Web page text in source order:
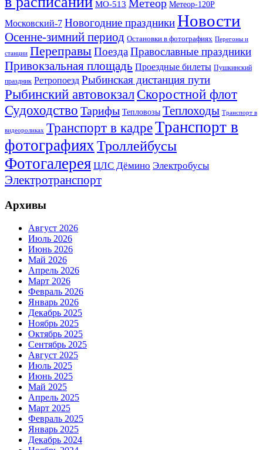
МО-513 Метеор Метеор-120Р
Московский-7 Новогодние праздникиНовости
Осенне-зимний период Остановки в фотографиях Перегоны и
станции ПереправыПоездаПравославные праздники
Привокзальная площадь Проездные билеты Пушкинский
праздник Ретропоезд Рыбинская дистанция пути
Рыбинский автовокзал Скоростной флот
Судоходство Тарифы Тепловозы Теплоходы Транспорт в
видеороликах Транспорт в кадреТранспорт в
фотографияхТроллейбусы
Фотогалерея ЦЛС Дёмино Электробусы
Электротранспорт
Архивы
Август 2026
Июль 2026
Июнь 2026
Май 2026
Апрель 2026
Март 2026
Февраль 2026
Январь 2026
Декабрь 2025
Ноябрь 2025
Октябрь 2025
Сентябрь 2025
Август 2025
Июль 2025
Июнь 2025
Май 2025
Апрель 2025
Март 2025
Февраль 2025
Январь 2025
Декабрь 2024